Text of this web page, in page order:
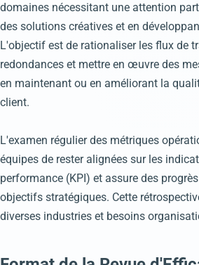
domaines nécessitant une attention
des solutions créatives et en
L'objectif est de rationaliser les flux de
redondances et mettre en œuvre des
en maintenant ou en améliorant la
client.
L'examen régulier des métriques
équipes de rester alignées sur les
performance (KPI) et assure des
objectifs stratégiques. Cette
diverses industries et besoins